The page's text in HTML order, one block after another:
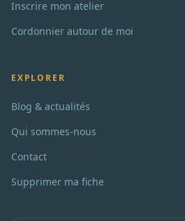
Inscrire mon atelier
Cordonnier autour de moi
EXPLORER
Blog & actualités
Qui sommes-nous
Contact
Supprimer ma fiche